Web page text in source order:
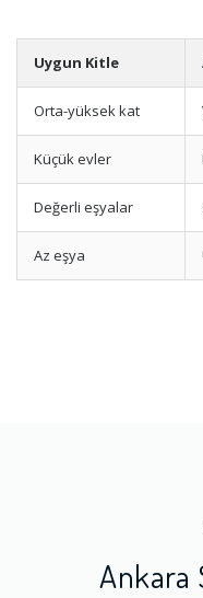
Uygun Kitle
Orta-yüksek kat
Küçük evler
Değerli eşyalar
Az eşya
Ankara